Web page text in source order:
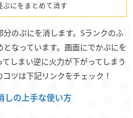
にをまとめて消す
のぷにを消します。Sランクのふ
なっています。画面にでかぷにを
しまい逆に火力が下がってしまう
ツは下記リンクをチェック！
しの上手な使い方